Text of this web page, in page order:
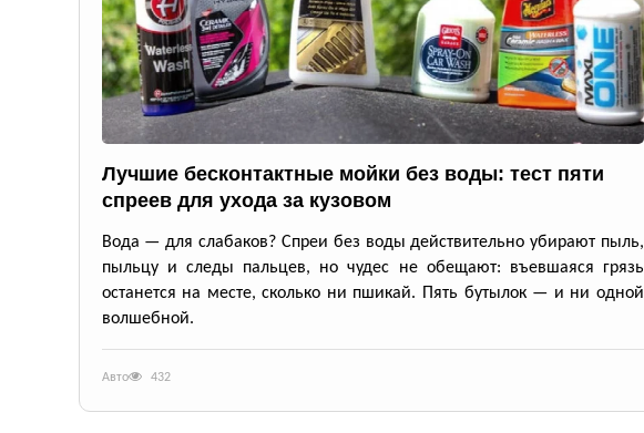
Лучшие бесконтактные мойки без воды: тест пяти
спреев для ухода за кузовом
Вода — для слабаков? Спреи без воды действительно убирают пыль,
пыльцу и следы пальцев, но чудес не обещают: въевшаяся грязь
останется на месте, сколько ни пшикай. Пять бутылок — и ни одной
волшебной.
Авто 432